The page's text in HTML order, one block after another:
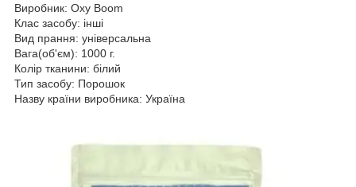
Виробник: Oxy Boom
Клас засобу: інші
Вид прання: універсальна
Вага(об'єм): 1000 г.
Колір тканини: білий
Тип засобу: Порошок
Назву країни виробника: Україна